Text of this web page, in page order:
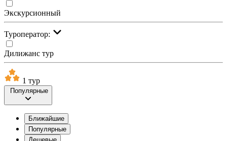
Экскурсионный
Туроператор:
Дилижанс тур
1 тур
Популярные
Ближайшие
Популярные